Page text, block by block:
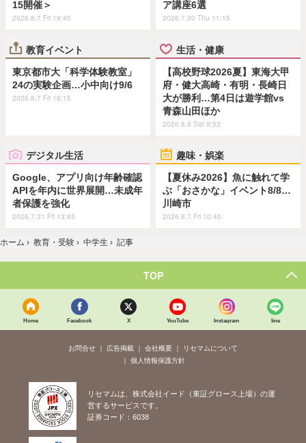
15開催＞
2026.8.7 Fri 19:45
ア講座6選
2026.7.30 Thu 11:15
教育イベント
東京都市大「科学体験教室」
24の実験企画…小中向け9/6
2026.8.7 Fri 18:15
生活・健康
【高校野球2026夏】東海大甲
府・健大高崎・有明・長崎日
大が勝利…第4日は遊学館vs
青森山田ほか
2026.8.8 Sat 9:52
デジタル生活
Google、アプリ向け年齢確認
APIを年内に世界展開…未成年
者保護を強化
2026.7.31 Fri 13:45
趣味・娯楽
【夏休み2026】魚に触れて学
ぶ「おさかな」イベント8/8…
川崎市
2026.8.7 Fri 10:45
ホーム › 教育・受験 › 中学生 › 記事
TOP
Home Facebook X YouTube Instagram line
お問合せ 広告掲載 会社概要
リセマムについて
個人情報保護方針
リセマムは、株式会社イード（東証グロース上場）の運
営するサービスです。
証券コード：6038